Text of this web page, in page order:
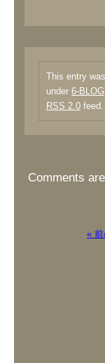
This entry
under 6-BLOG
RSS 2.0
Comments
«